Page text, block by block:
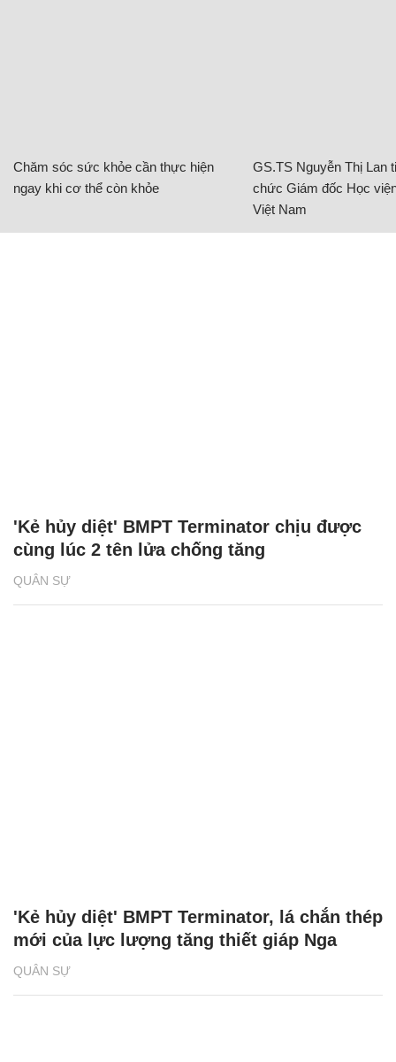
Chăm sóc sức khỏe cần thực hiện
ngay khi cơ thể còn khỏe
GS.TS Nguyễn Thị Lan
chức Giám đốc Học
Việt Nam
QUÂN SỰ
'Kẻ hủy diệt' BMPT Terminator chịu được
cùng lúc 2 tên lửa chống tăng
QUÂN SỰ
'Kẻ hủy diệt' BMPT Terminator, lá chắn thép
mới của lực lượng tăng thiết giáp Nga